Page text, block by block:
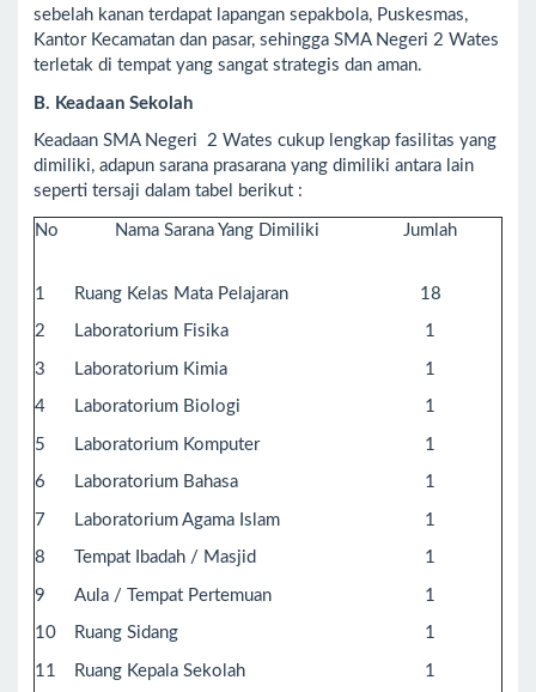
sebelah kanan terdapat lapangan sepakbola, Puskesmas,
Kantor Kecamatan dan pasar, sehingga SMA Negeri 2 Wates
terletak di tempat yang sangat strategis dan aman.
B. Keadaan Sekolah
Keadaan SMA Negeri 2 Wates cukup lengkap fasilitas yang
dimiliki, adapun sarana prasarana yang dimiliki antara lain
seperti tersaji dalam tabel berikut :
No Nama Sarana Yang Dimiliki Jumlah
1
2
3
4
5
6
7
8
9
10
11
Ruang Kelas Mata Pelajaran
Laboratorium Fisika
Laboratorium Kimia
Laboratorium Biologi
Laboratorium Komputer
Laboratorium Bahasa
Laboratorium Agama Islam
Tempat Ibadah / Masjid
Aula / Tempat Pertemuan
Ruang Sidang
Ruang Kepala Sekolah
18
1
1
1
1
1
1
1
1
1
1